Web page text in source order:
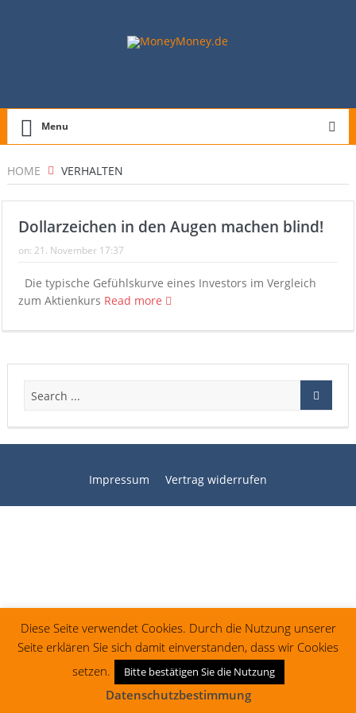
Menu
HOME VERHALTEN
Dollarzeichen in den Augen machen blind!
on: 21. November 17:37
Die typische Gefühlskurve eines Investors im Vergleich
zum Aktienkurs Read more
Impressum Vertrag widerrufen
Diese Seite verwendet Cookies. Durch die Nutzung unserer
Seite erklären Sie sich damit einverstanden, dass wir Cookies
setzen.
Bitte bestätigen Sie die Nutzung
Datenschutzbestimmung